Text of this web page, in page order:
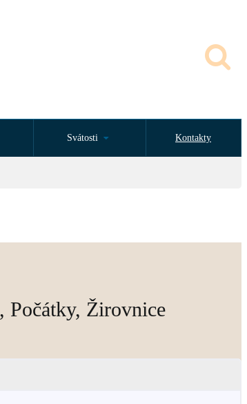
Svátosti Kontakty
Počátky, Žirovnice